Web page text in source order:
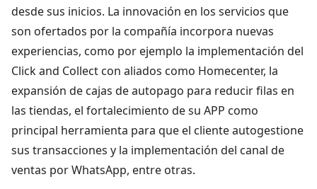
desde sus inicios. La innovación en los servicios que
son ofertados por la compañía incorpora nuevas
experiencias, como por ejemplo la implementación del
Click and Collect con aliados como Homecenter, la
expansión de cajas de autopago para reducir filas en
las tiendas, el fortalecimiento de su APP como
principal herramienta para que el cliente autogestione
sus transacciones y la implementación del canal de
ventas por WhatsApp, entre otras.